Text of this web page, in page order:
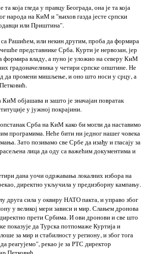
која гледа у правцу Београда, она је та која
народа на КиМ и "њихов газда јесте српски
или Приштина".
Рашићем, или некин другим, проба да формира
представнике Срба. Курти је нервозан, јер
формира владу, а пуно је уложио на северу КиМ
градоначелника у четири српске општине. Не
да промени мишљење, и оно што носи у срцу, а
објашава и зашто је значајан повратак
у јужној покрајини.
Срба на КиМ како би могли да наставимо
програмима. Неће бити ни једног нашег човека
Зато позивамо све Србе да изађу и гласају за
лица да оду са важећим документима и
дана уочи одржавања локалних избора на
директно укључила у предизборну кампању.
друга сила у оквиру НАТО пакта, и управо због
у великој мери зависи и мир. Слањем дронова
прети Србима. И ови дронови и све што
показује да Турска потпомаже Куртија и
за мир и стабилност у региону, и због тога
реагујемо", рекао је за РТС директор